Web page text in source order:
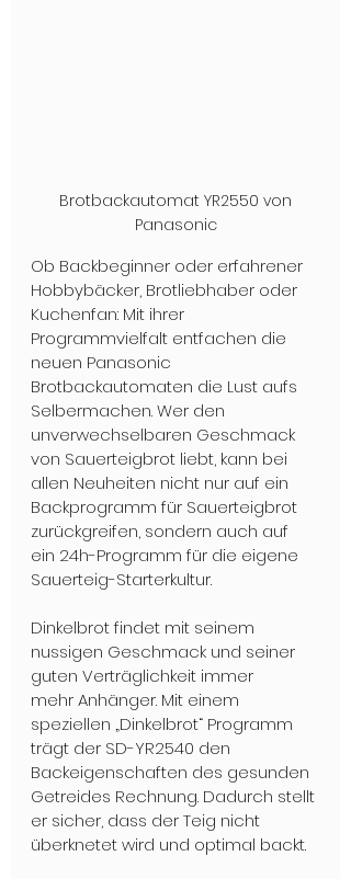
Panasonic
Ob Backbeginner oder erfahrener
Hobbybäcker, Brotliebhaber oder
Kuchenfan: Mit ihrer
Programmvielfalt entfachen die
neuen Panasonic
Brotbackautomaten die Lust aufs
Selbermachen. Wer den
unverwechselbaren Geschmack
von Sauerteigbrot liebt, kann bei
allen Neuheiten nicht nur auf ein
Backprogramm für Sauerteigbrot
zurückgreifen, sondern auch auf
ein 24h-Programm für die eigene
Sauerteig-Starterkultur.
Dinkelbrot findet mit seinem
nussigen Geschmack und seiner
guten Verträglichkeit immer
mehr Anhänger. Mit einem
speziellen „Dinkelbrot“ Programm
trägt der SD-YR2540 den
Backeigenschaften des gesunden
Getreides Rechnung. Dadurch stellt
er sicher, dass der Teig nicht
überknetet wird und optimal backt.